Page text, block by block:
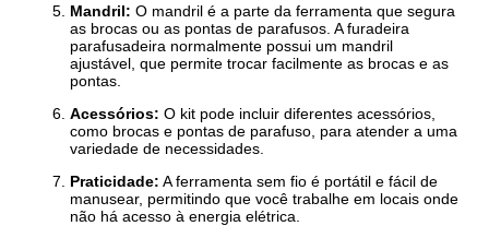
Mandril: O mandril é a parte da ferramenta que segura
as brocas ou as pontas de parafusos. A furadeira
parafusadeira normalmente possui um mandril
ajustável, que permite trocar facilmente as brocas e as
pontas.
Acessórios: O kit pode incluir diferentes acessórios,
como brocas e pontas de parafuso, para atender a uma
variedade de necessidades.
Praticidade: A ferramenta sem fio é portátil e fácil de
manusear, permitindo que você trabalhe em locais onde
não há acesso à energia elétrica.